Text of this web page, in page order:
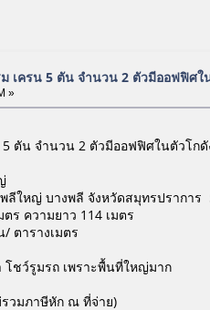
เครน 5 ตัน จำนวน 2 ตัวมีออฟฟิศ
»
5 ตัน จำนวน 2 ตัวมีออฟฟิศในตัวโก
ลีใหญ่ บางพลี จังหวัดสมุทรปราการ
ร ความยาว 114 เมตร
ตารางเมตร
โชว์รูมรถ เพราะพื้นที่ใหญ่มาก
วมภาษีหัก ณ ที่จ่าย)